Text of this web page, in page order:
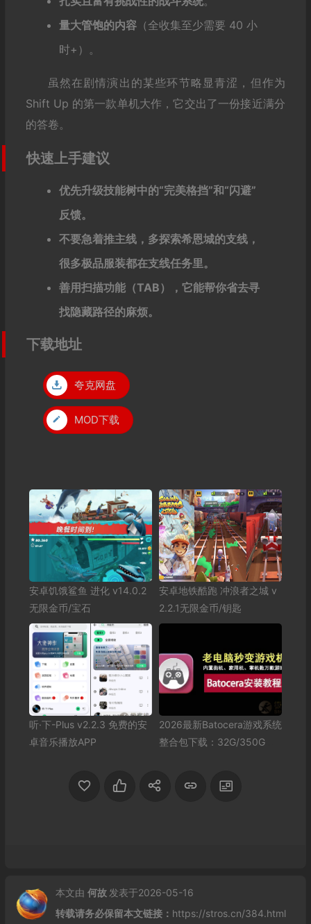
量大管饱的内容（全收集至少需要 40 小
时+）。
虽然在剧情演出的某些环节略显青涩，但作为
Shift Up 的第一款单机大作，它交出了一份接近满分
的答卷。
快速上手建议
优先升级技能树中的“完美格挡”和“闪避”
反馈。
不要急着推主线，多探索希恩城的支线，
很多极品服装都在支线任务里。
善用扫描功能（TAB），它能帮你省去寻
找隐藏路径的麻烦。
下载地址
夸克网盘
MOD下载
安卓饥饿鲨鱼 进化 v14.0.2
无限金币/宝石
安卓地铁酷跑 冲浪者之城 v
2.2.1无限金币/钥匙
听·下-Plus v2.2.3 免费的安
卓音乐播放APP
2026最新Batocera游戏系统
整合包下载：32G/350G懒
本文由 何故 发表于2026-05-16
转载请务必保留本文链接： https://stros.cn/384.html